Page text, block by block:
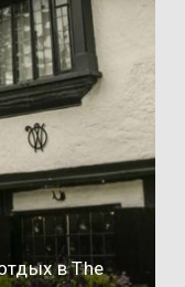
в The